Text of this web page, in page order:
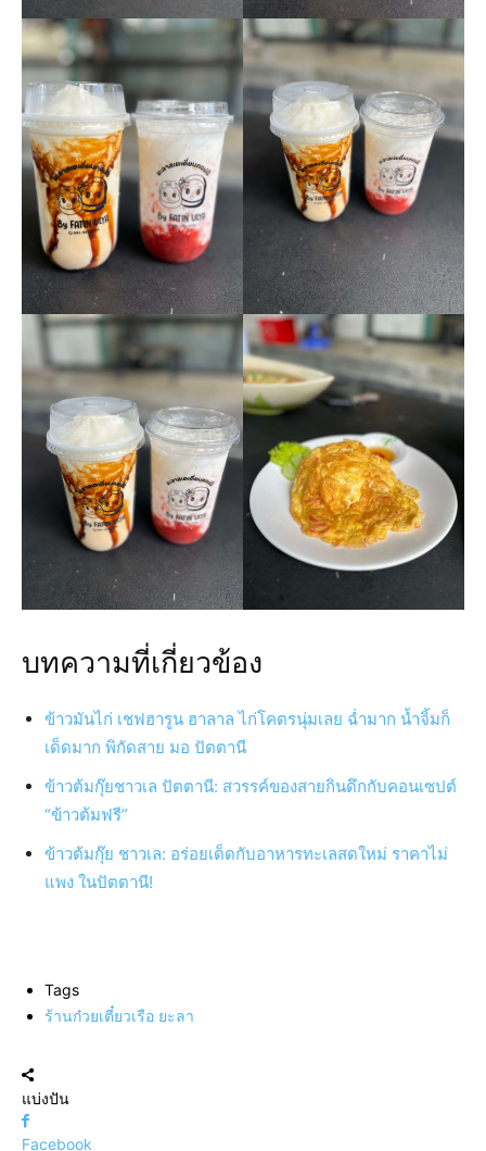
บทความที่เกี่ยวข้อง
ข้าวมันไก่ เชฟฮารูน ฮาลาล ไก่โคตรนุ่มเลย ฉ่ำมาก น้ำจิ้มก็
เด็ดมาก พิกัดสาย มอ ปัตตานี
ข้าวต้มกุ๊ยชาวเล ปัตตานี: สวรรค์ของสายกินดึกกับคอนเซปต์
“ข้าวต้มฟรี”
ข้าวต้มกุ๊ย ชาวเล: อร่อยเด็ดกับอาหารทะเลสดใหม่ ราคาไม่
แพง ในปัตตานี!
Tags
ร้านก๋วยเตี๋ยวเรือ ยะลา
แบ่งปัน
Facebook